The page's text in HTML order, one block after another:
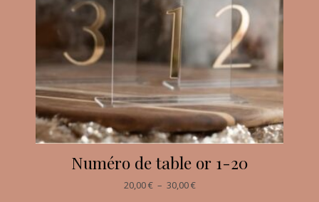
Numéro de table or 1-20
20,00€ – 30,00€